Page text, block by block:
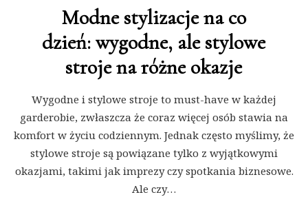
Modne stylizacje na co
dzień: wygodne, ale stylowe
stroje na różne okazje
Wygodne i stylowe stroje to must-have w każdej
garderobie, zwłaszcza że coraz więcej osób stawia na
komfort w życiu codziennym. Jednak często myślimy, że
stylowe stroje są powiązane tylko z wyjątkowymi
okazjami, takimi jak imprezy czy spotkania biznesowe.
Ale czy…